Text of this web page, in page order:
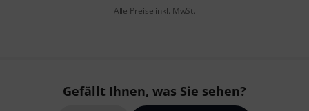
Alle Preise inkl. MwSt.
Gefällt Ihnen, was Sie sehen?